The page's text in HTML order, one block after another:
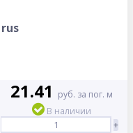
21.41
руб. за пог. м
В наличии
+